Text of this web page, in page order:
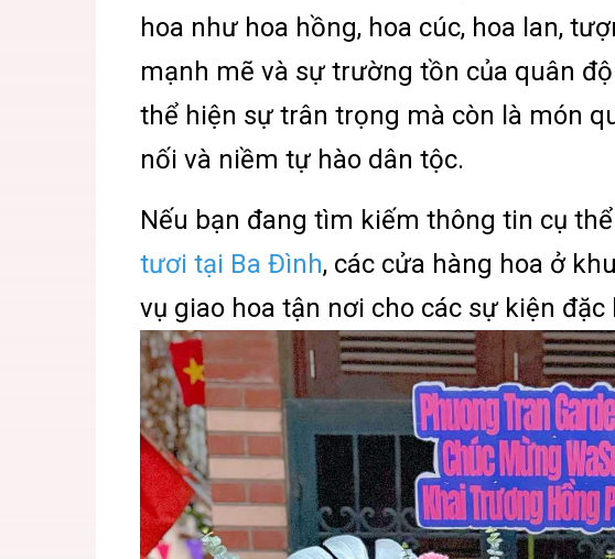
hoa như hoa hồng, hoa cúc, hoa lan,
mạnh mẽ và sự trường tồn của quân
thể hiện sự trân trọng mà còn là món
nối và niềm tự hào dân tộc.
Nếu bạn đang tìm kiếm thông tin cụ
tươi tại Ba Đình, các cửa hàng hoa ở
vụ giao hoa tận nơi cho các sự kiện đặc